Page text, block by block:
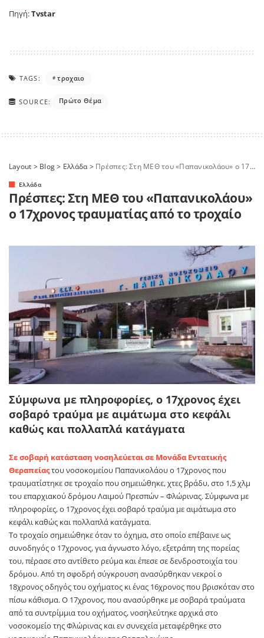
Πηγή:Tvstar
TAGS: τροχαιο
SOURCE: Πρώτο Θέμα
Layout > Blog> Ελλάδα> Πρέσπες: Στη ΜΕΘ του «Παπανικολάου» ο 17χρονος τραυματίας από το τροχαίο
Ελλάδα
Πρέσπες: Στη ΜΕΘ του «Παπανικολάου»
ο 17χρονος τραυματίας από το τροχαίο
Σύμφωνα με πληροφορίες, ο 17χρονος έχει
σοβαρό τραύμα με αιμάτωμα στο κεφάλι
καθώς και πολλαπλά κατάγματα
Σε σοβαρή κατάσταση νοσηλεύεται σε Μονάδα Εντατικής
Θεραπείαςτου νοσοκομείου Παπανικολάου ο 17χρονος που
τραυματίστηκε σε τροχαίο που σημειώθηκε, χτες βράδυ, στο 1,5 χλμ
του επαρχιακού δρόμου Λαιμού Πρεσπών – Φλώρινας. Σύμφωνα με
πληροφορίες, ο 17χρονος έχει σοβαρό τραύμα με αιμάτωμα στο
κεφάλι καθώς και πολλαπλά κατάγματα.
Το τροχαίο σημειώθηκε όταν το όχημα, στο οποίο επέβαινε ως
συνοδηγός ο 17χρονος, για άγνωστο λόγο, εξετράπη της πορείας
του, πέρασε στο αντίθετο ρεύμα και έπεσε σε δενδροστοιχία του
δρόμου. Από τη σφοδρή σύγκρουση ανασύρθηκαν νεκροί ο
18χρονος οδηγός του οχήματος κι ένας 16χρονος που βρισκόταν στο
πίσω κάθισμα. Ο 17χρονος, που ανασύρθηκε με σοβαρά τραύματα
από τα συντρίμμια του οχήματος, νοσηλεύτηκε αρχικά στο
νοσοκομείο της Φλώρινας και εν συνεχεία μεταφέρθηκε στο